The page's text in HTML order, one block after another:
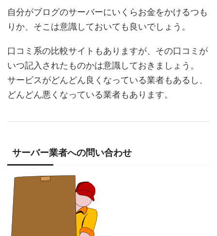
自分がブログのサーバーにいくらお金をかけるつも
りか、そこは意識しておいても良いでしょう。
口コミ系の比較サイトもありますが、その口コミが
いつ記入されたものかは意識しておきましょう。
サービスがどんどん良くなっている業者もあるし、
どんどん悪くなっている業者もあります。
サーバー業者への問い合わせ